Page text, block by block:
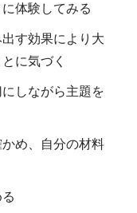
体験してみる
す効果により大
に気づく
しながら主題を
め、自分の材料